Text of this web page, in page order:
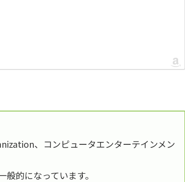
、コンピュータエンターテインメン
的になっています。